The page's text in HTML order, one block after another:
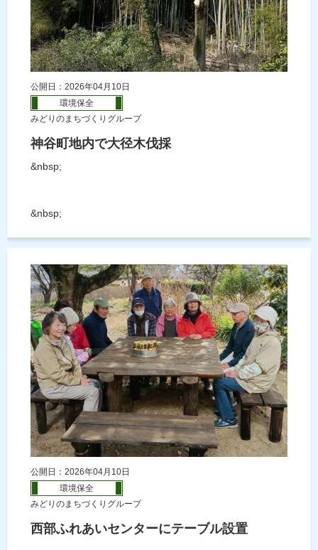
公開日：2026年04月10日
環境保全
みどりのまちづくりグループ
神谷町地内で大径木伐採
&nbsp;
&nbsp;
公開日：2026年04月10日
環境保全
みどりのまちづくりグループ
西部ふれあいセンターにテーブル設置